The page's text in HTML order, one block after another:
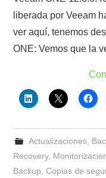
liberada por Veeam
ver aquí, tenemos
ONE: Vemos que la
Actualizaciones,
Recovery,
Backup ,Copias de